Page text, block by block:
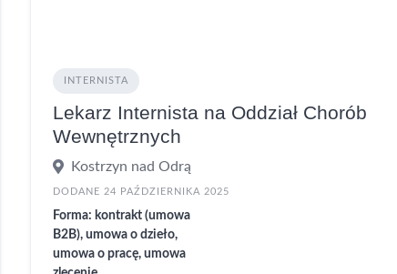
INTERNISTA
Lekarz Internista na Oddział Chorób
Wewnętrznych
Kostrzyn nad Odrą
DODANE 24 PAŹDZIERNIKA 2025
Forma: kontrakt (umowa
B2B), umowa o dzieło,
umowa o pracę, umowa